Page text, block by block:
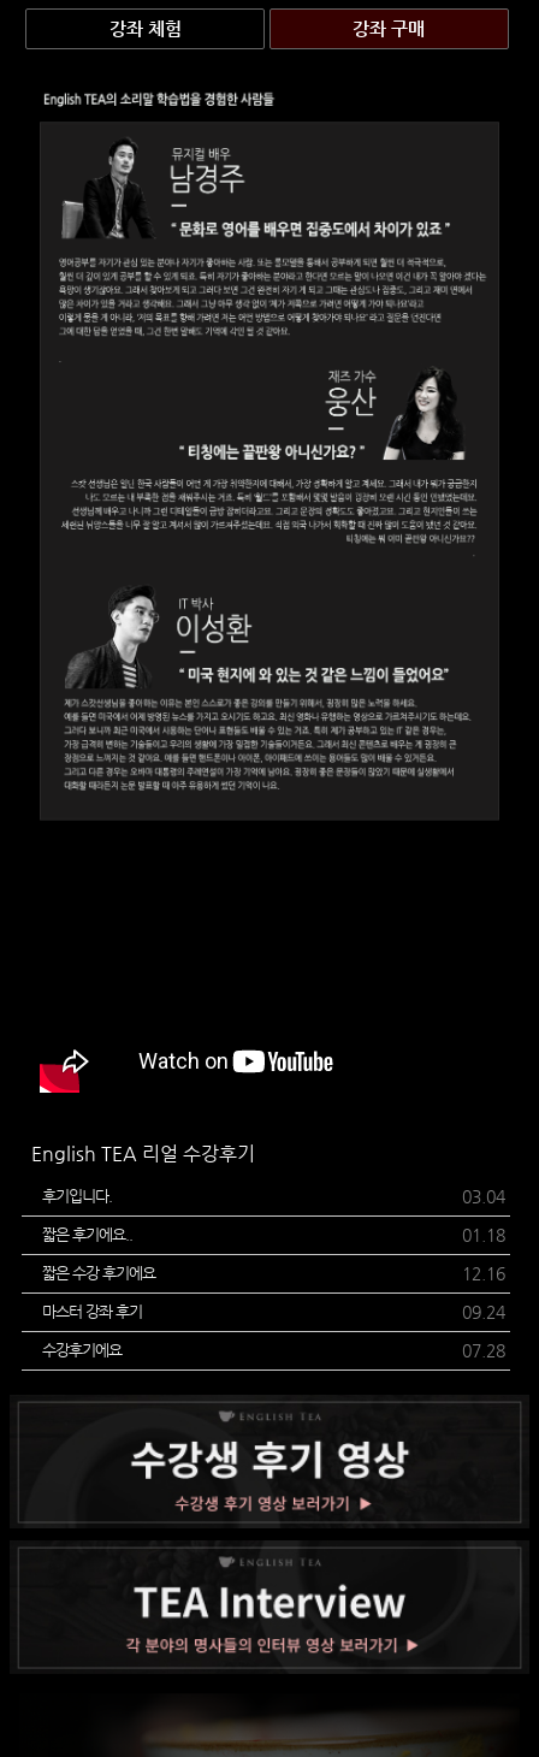
강좌 체험 강좌 구매
English TEA 리얼 수강후기
후기입니다. 03.04
짧은 후기에요.. 01.18
짧은 수강 후기에요 12.16
마스터 강좌 후기 09.24
수강후기에요 07.28